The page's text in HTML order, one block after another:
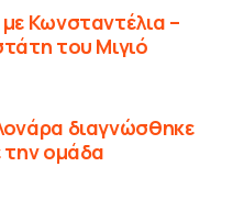
Κωνσταντέλια –
του Μιγιό
διαγνώσθηκε
την ομάδα